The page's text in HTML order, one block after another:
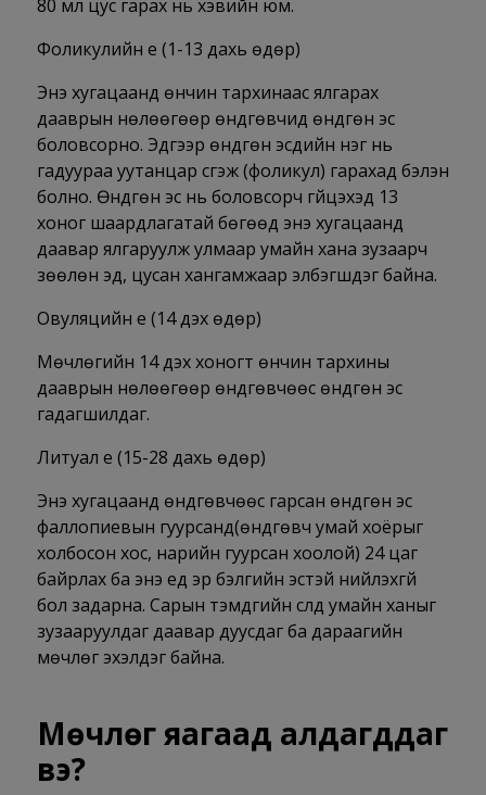
80 мл цус гарах нь хэвийн юм.
Фоликулийн үе (1-13 дахь өдөр)
Энэ хугацаанд өнчин тархинаас ялгарах
дааврын нөлөөгөөр өндгөвчид өндгөн эс
боловсорно. Эдгээр өндгөн эсүүдийн нэг нь
гадуураа уутанцар үүсгэж (фоликул) гарахад бэлэн
болно. Өндгөн эс нь боловсорч гүйцэхэд 13
хоног шаардлагатай бөгөөд энэ хугацаанд
даавар ялгаруулж улмаар умайн хана зузаарч
зөөлөн эд, цусан хангамжаар элбэгшдэг байна.
Овуляцийн үе (14 дэх өдөр)
Мөчлөгийн 14 дэх хоногт өнчин тархины
дааврын нөлөөгөөр өндгөвчөөс өндгөн эс
гадагшилдаг.
Литуал үе (15-28 дахь өдөр)
Энэ хугацаанд өндгөвчөөс гарсан өндгөн эс
фаллопиевын гуурсанд(өндгөвч умай хоёрыг
холбосон хос, нарийн гуурсан хоолой) 24 цаг
байрлах ба энэ үед эр бэлгийн эстэй нийлэхгүй
бол задарна. Сарын тэмдгийн сүүлд умайн ханыг
зузааруулдаг даавар дуусдаг ба дараагийн
мөчлөг эхэлдэг байна.
Мөчлөг яагаад алдагддаг
вэ?